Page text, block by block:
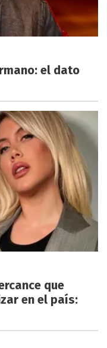
el dato
que
en el país: